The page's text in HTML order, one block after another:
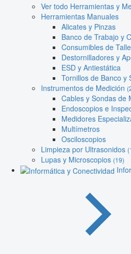
Ver todo Herramientas y
Herramientas Manuales
Alicates y Pinzas
Banco de Trabajo y
Consumibles de
Destornilladores y
ESD y Antiestática
Tornillos de Banco y
Instrumentos de Medición
Cables y Sondas de
Endoscopios e
Medidores
Multímetros
Osciloscopios
Limpieza por Ultrasonidos
Lupas y Microscopios (19)